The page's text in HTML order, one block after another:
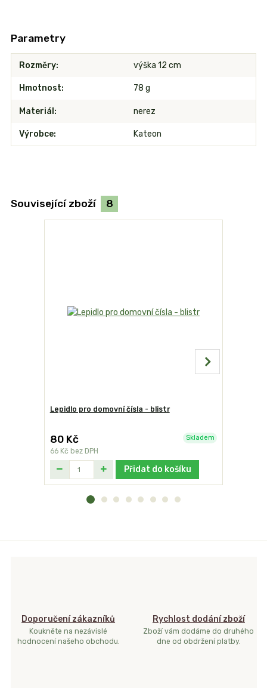
Parametry
Rozměry výška 12 cm
Hmotnost 78 g
Materiál nerez
Výrobce Kateon
Související zboží 8
Lepidlo pro domovní čísla - blistr
80 Kč
66 Kč bez DPH
Skladem
Přidat do košíku
Doporučení zákazníků
Koukněte na nezávislé
hodnocení našeho obchodu.
Rychlost dodání zboží
Zboží vám dodáme do druhého
dne od obdržení platby.